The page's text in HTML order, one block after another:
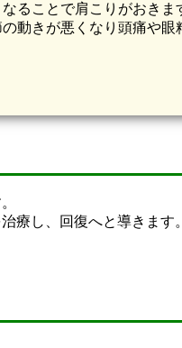
ることで肩こりがおきま
動きが悪くなり頭痛や眼
療し、回復へと導きます。